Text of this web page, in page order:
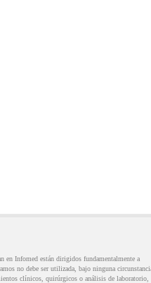
en Infomed están dirigidos fundamentalmente a
no debe ser utilizada, bajo ninguna
clínicos, quirúrgicos o análisis de laboratorio,